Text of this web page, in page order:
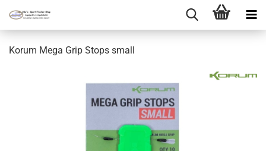
Korum Mega Grip Stops small